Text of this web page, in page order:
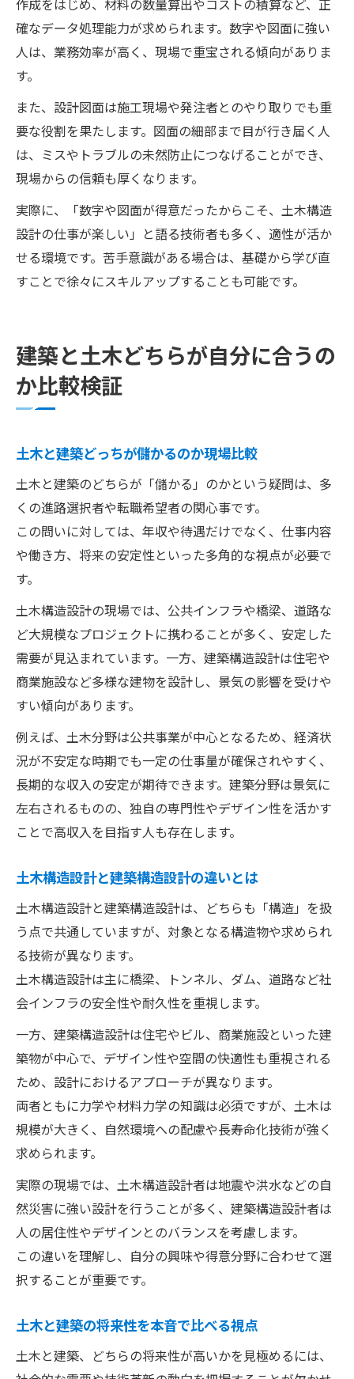
作成をはじめ、材料の数量算出やコストの積算など、正
確なデータ処理能力が求められます。数字や図面に強い
人は、業務効率が高く、現場で重宝される傾向がありま
す。
また、設計図面は施工現場や発注者とのやり取りでも重
要な役割を果たします。図面の細部まで目が行き届く人
は、ミスやトラブルの未然防止につなげることができ、
現場からの信頼も厚くなります。
実際に、「数字や図面が得意だったからこそ、土木構造
設計の仕事が楽しい」と語る技術者も多く、適性が活か
せる環境です。苦手意識がある場合は、基礎から学び直
すことで徐々にスキルアップすることも可能です。
建築と土木どちらが自分に合うの
か比較検証
土木と建築どっちが儲かるのか現場比較
土木と建築のどちらが「儲かる」のかという疑問は、多
くの進路選択者や転職希望者の関心事です。
この問いに対しては、年収や待遇だけでなく、仕事内容
や働き方、将来の安定性といった多角的な視点が必要で
す。
土木構造設計の現場では、公共インフラや橋梁、道路な
ど大規模なプロジェクトに携わることが多く、安定した
需要が見込まれています。一方、建築構造設計は住宅や
商業施設など多様な建物を設計し、景気の影響を受けや
すい傾向があります。
例えば、土木分野は公共事業が中心となるため、経済状
況が不安定な時期でも一定の仕事量が確保されやすく、
長期的な収入の安定が期待できます。建築分野は景気に
左右されるものの、独自の専門性やデザイン性を活かす
ことで高収入を目指す人も存在します。
土木構造設計と建築構造設計の違いとは
土木構造設計と建築構造設計は、どちらも「構造」を扱
う点で共通していますが、対象となる構造物や求められ
る技術が異なります。
土木構造設計は主に橋梁、トンネル、ダム、道路など社
会インフラの安全性や耐久性を重視します。
一方、建築構造設計は住宅やビル、商業施設といった建
築物が中心で、デザイン性や空間の快適性も重視される
ため、設計におけるアプローチが異なります。
両者ともに力学や材料力学の知識は必須ですが、土木は
規模が大きく、自然環境への配慮や長寿命化技術が強く
求められます。
実際の現場では、土木構造設計者は地震や洪水などの自
然災害に強い設計を行うことが多く、建築構造設計者は
人の居住性やデザインとのバランスを考慮します。
この違いを理解し、自分の興味や得意分野に合わせて選
択することが重要です。
土木と建築の将来性を本音で比べる視点
土木と建築、どちらの将来性が高いかを見極めるには、